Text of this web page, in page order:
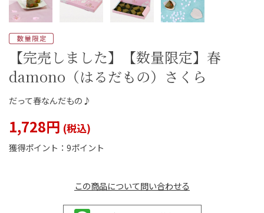
【営業時間】8:30～17:30
お問い合わせフォームはこちら
【完売しました】【数量限定】春
damono（はるだもの）さくら
だって春なんだもの♪
1,728円
獲得ポイント： 9ポイント
この商品について問い合わせる